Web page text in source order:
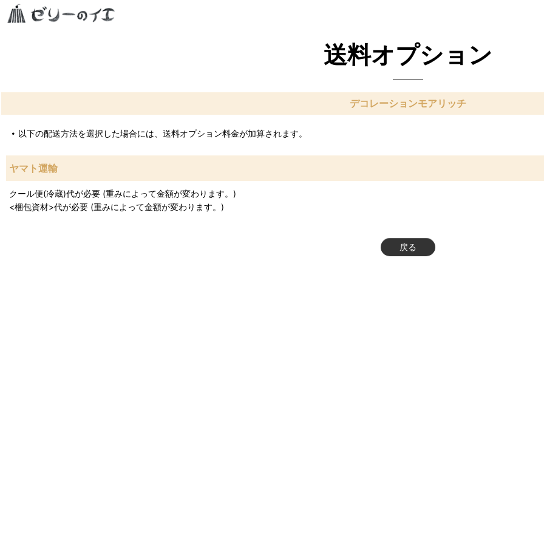
送料オプション
デコレーションモアリッチ
以下の配送方法を選択した場合には、送料オプション料金が加算されます。
ヤマト運輸
クール便(冷蔵)代が必要 (重みによって金額が変わります。)
<梱包資材>代が必要 (重みによって金額が変わります。)
戻る